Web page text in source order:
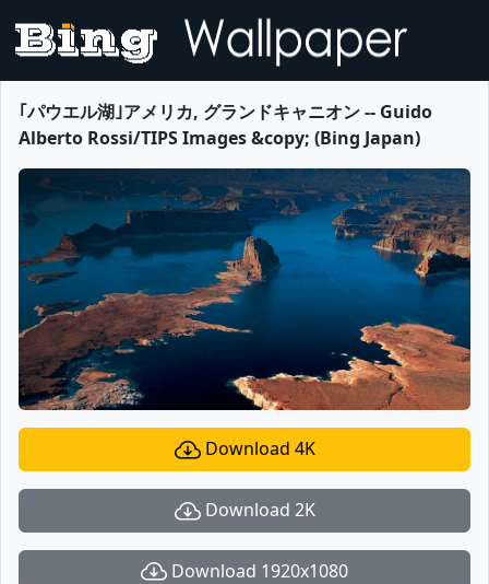
｢パウエル湖｣アメリカ, グランドキャニオン -- Guido
Alberto Rossi/TIPS Images &copy; (Bing Japan)
Download 4K
Download 2K
Download 1920x1080